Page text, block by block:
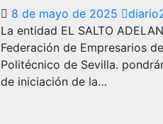
8 de mayo de 2025
La entidad EL SALTO
Federación de Empresarios
Politécnico de Sevilla.
de iniciación de la…